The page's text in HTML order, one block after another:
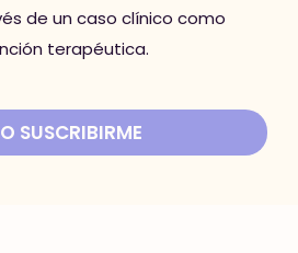
de un caso clínico como
terapéutica.
SUSCRIBIRME